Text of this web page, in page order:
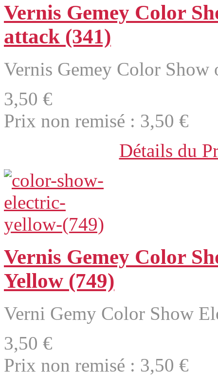
Vernis Gemey Color
attack (341)
Vernis Gemey Color Show
3,50 €
Prix non remisé : 3,50 €
Détails du
Vernis Gemey Color
Yellow (749)
Verni Gemy Color Show
3,50 €
Prix non remisé : 3,50 €